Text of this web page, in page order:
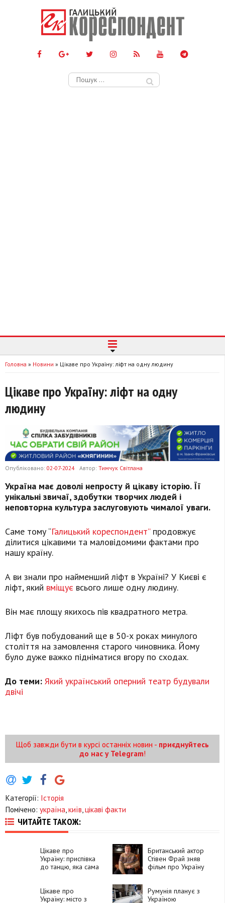
Пошук:
Головна » Новини » Цікаве про Україну: ліфт на одну людину
Цікаве про Україну: ліфт на одну
людину
Опубліковано: 02-07-2024 Автор: Тимчук Світлана
Україна має доволі непросту й цікаву історію. Її
унікальні звичаї, здобутки творчих людей і
неповторна культура заслуговують чималої уваги.
Саме тому “Галицький кореспондент”продовжує
ділитися цікавими та маловідомими фактами про
нашу країну.
А ви знали про найменший ліфт в Україні? У Києві є
ліфт, який вміщує всього лише одну людину.
Він має площу якихось пів квадратного метра.
Ліфт був побудований ще в 50-х роках минулого
століття на замовлення старого чиновника. Йому
було дуже важко підніматися вгору по сходах.
До теми: Який український оперний театр будували
двічі
Щоб завжди бути в курсі останніх новин - приєднуйтесь
до нас у Telegram!
Категорії: Історія
Помічено: україна київ цікаві факти
ЧИТАЙТЕ ТАКОЖ:
Цікаве про
Україну: приспівка
до танцю, яка сама
Британський актор
Стівен Фрай зняв
фільм про Україну
Цікаве про
Україну: місто з
Румунія планує з
Україною